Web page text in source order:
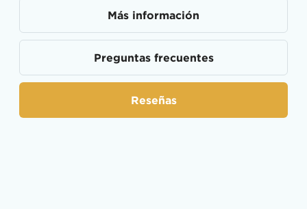
Más información
Preguntas frecuentes
Reseñas